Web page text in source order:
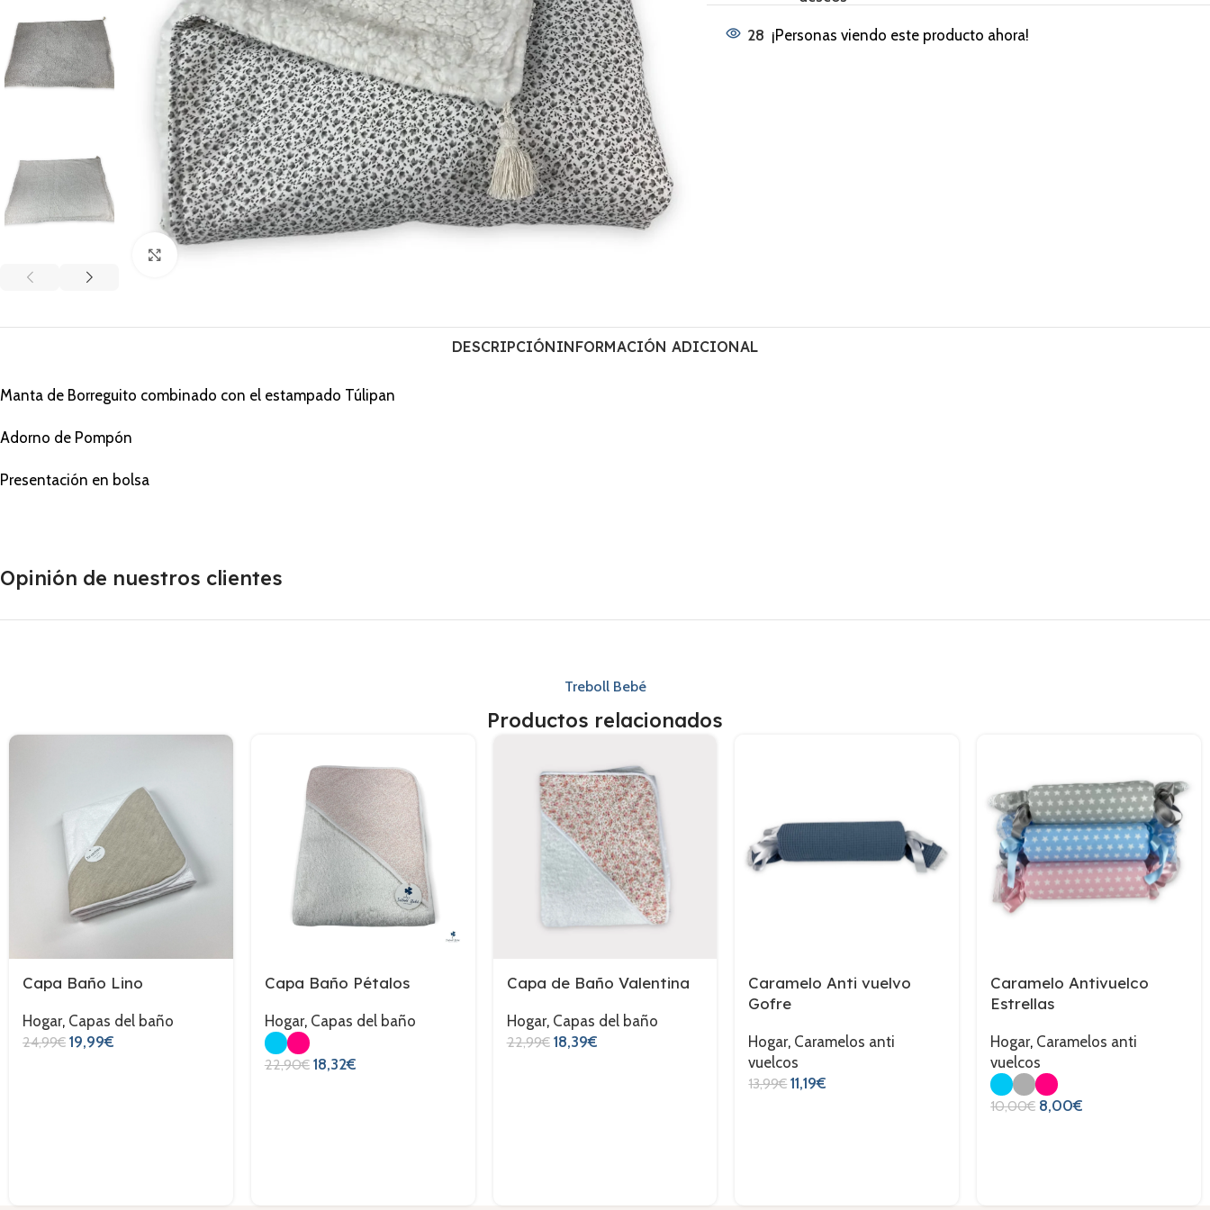
Clic para ampliar
28 ¡Personas viendo este producto ahora!
DESCRIPCIÓNINFORMACIÓN ADICIONAL
Manta de Borreguito combinado con el estampado Túlipan
Adorno de Pompón
Presentación en bolsa
Opinión de nuestros clientes
Treboll Bebé
Productos relacionados
Capa Baño Lino
Hogar, Capas del baño
24,99€ 19,99€
Capa Baño Pétalos
Hogar, Capas del baño
22,90€ 18,32€
Capa de Baño Valentina
Hogar, Capas del baño
22,99€ 18,39€
Caramelo Anti vuelvo
Gofre
Hogar, Caramelos anti
vuelcos
13,99€ 11,19€
Caramelo Antivuelco
Estrellas
Hogar, Caramelos anti
vuelcos
10,00€ 8,00€